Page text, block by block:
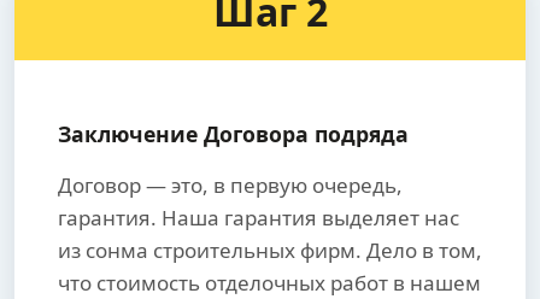
Шаг 2
Заключение Договора подряда
Договор — это, в первую очередь,
гарантия. Наша гарантия выделяет нас
из сонма строительных фирм. Дело в том,
что стоимость отделочных работ в нашем